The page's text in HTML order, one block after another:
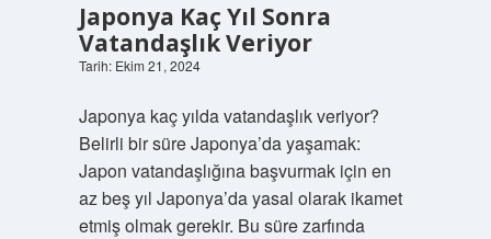
Japonya Kaç Yıl Sonra
Vatandaşlık Veriyor
Tarih: Ekim 21, 2024
Japonya kaç yılda vatandaşlık veriyor?
Belirli bir süre Japonya’da yaşamak:
Japon vatandaşlığına başvurmak için en
az beş yıl Japonya’da yasal olarak ikamet
etmiş olmak gerekir. Bu süre zarfında